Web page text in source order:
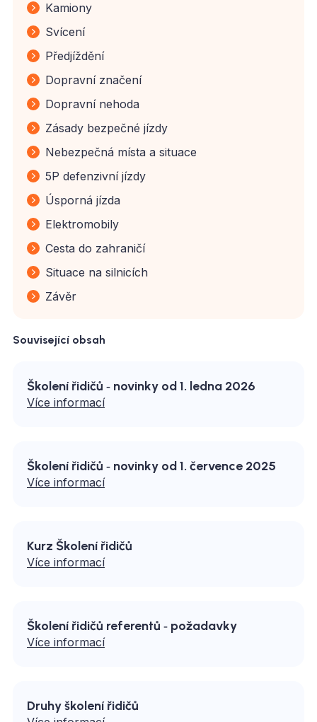
Kamiony
Svícení
Předjíždění
Dopravní značení
Dopravní nehoda
Zásady bezpečné jízdy
Nebezpečná místa a situace
5P defenzivní jízdy
Úsporná jízda
Elektromobily
Cesta do zahraničí
Situace na silnicích
Závěr
Související obsah
Školení řidičů ‑ novinky od 1. ledna 2026
Více informací
Školení řidičů ‑ novinky od 1. července 2025
Více informací
Kurz Školení řidičů
Více informací
Školení řidičů referentů ‑ požadavky
Více informací
Druhy školení řidičů